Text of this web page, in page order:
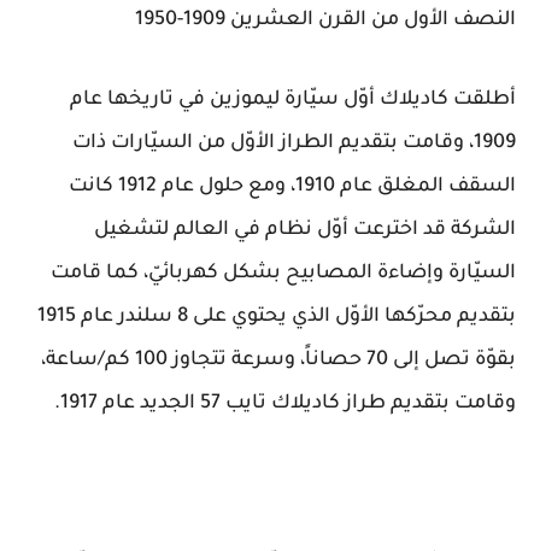
النصف الأول من القرن العشرين 1909-1950
أطلقت كاديلاك أوّل سيّارة ليموزين في تاريخها عام
1909، وقامت بتقديم الطراز الأوّل من السيّارات ذات
السقف المغلق عام 1910، ومع حلول عام 1912 كانت
الشركة قد اخترعت أوّل نظام في العالم لتشغيل
السيّارة وإضاءة المصابيح بشكل كهربائيّ، كما قامت
بتقديم محرّكها الأوّل الذي يحتوي على 8 سلندر عام 1915
بقوّة تصل إلى 70 حصاناً، وسرعة تتجاوز 100 كم/ساعة،
وقامت بتقديم طراز كاديلاك تايب 57 الجديد عام 1917.